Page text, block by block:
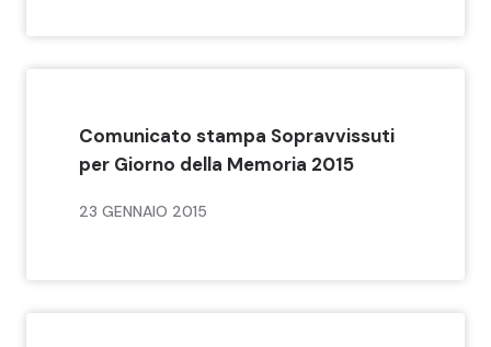
Comunicato stampa Sopravvissuti
per Giorno della Memoria 2015
23 GENNAIO 2015